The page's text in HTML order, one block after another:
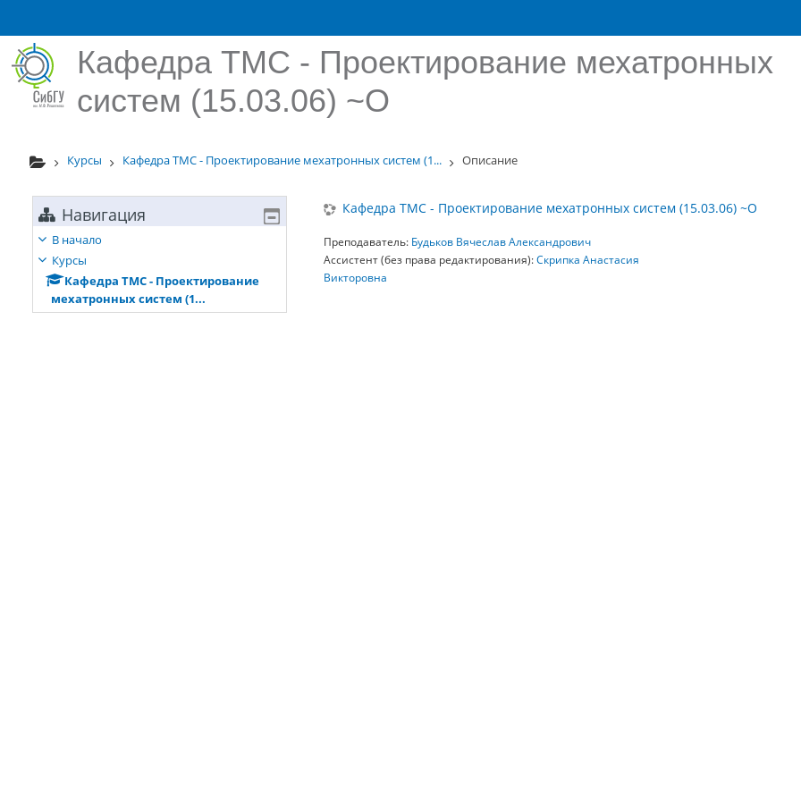
Кафедра ТМС - Проектирование мехатронных
систем (15.03.06) ~О
Курсы Кафедра ТМС - Проектирование мехатронных систем (1... Описание
Кафедра ТМС - Проектирование мехатронных систем (15.03.06) ~О
Преподаватель: Будьков Вячеслав Александрович
Ассистент (без права редактирования):Скрипка Анастасия
Викторовна
Навигация
В начало
Курсы
Кафедра ТМС - Проектирование
мехатронных систем (1...